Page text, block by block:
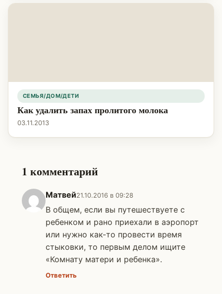
СЕМЬЯ/ДОМ/ДЕТИ
Как удалить запах пролитого молока
03.11.2013
1 комментарий
Матвей21.10.2016 в 09:28
В общем, если вы путешествуете с
ребенком и рано приехали в аэропорт
или нужно как-то провести время
стыковки, то первым делом ищите
«Комнату матери и ребенка».
Ответить